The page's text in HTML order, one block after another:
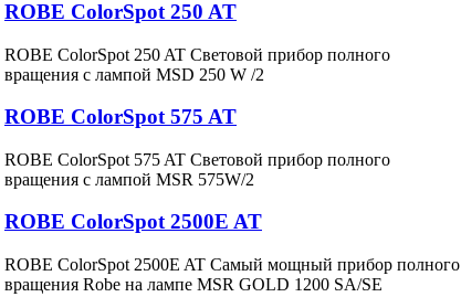
ROBE ColorSpot 250 AT
ROBE ColorSpot 250 AT Световой прибор полного
вращения с лампой MSD 250 W /2
ROBE ColorSpot 575 AT
ROBE ColorSpot 575 AT Световой прибор полного
вращения с лампой MSR 575W/2
ROBE ColorSpot 2500E AT
ROBE ColorSpot 2500E AT Самый мощный прибор полного
вращения Robe на лампе MSR GOLD 1200 SA/SE